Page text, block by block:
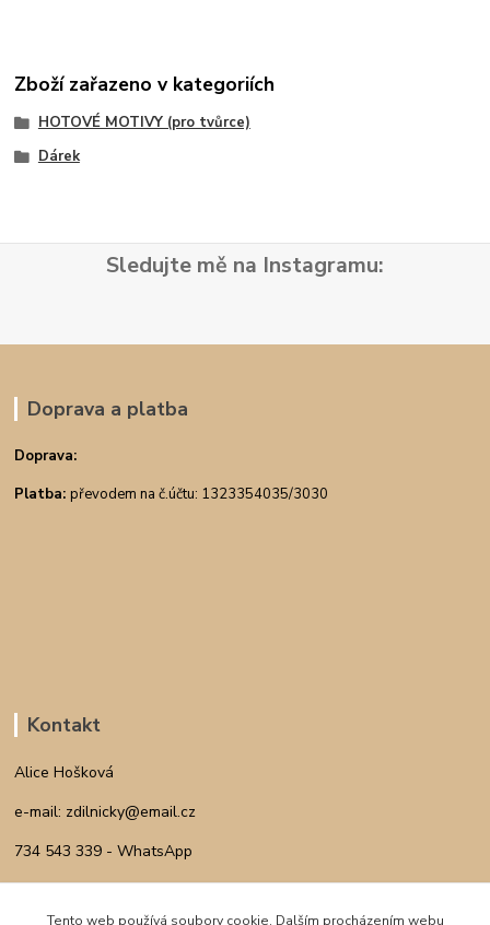
Zboží zařazeno v kategoriích
HOTOVÉ MOTIVY (pro tvůrce)
Dárek
Sledujte mě na Instagramu:
Doprava a platba
Doprava:
Platba:převodem na č.účtu: 1323354035/3030
Kontakt
Alice Hošková
e-mail: zdilnicky@email.cz
734 543 339 - WhatsApp
INSTAGRAM
Tento web používá soubory cookie. Dalším procházením webu